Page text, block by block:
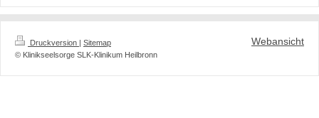
Druckversion | Sitemap
© Klinikseelsorge SLK-Klinikum Heilbronn
Webansicht